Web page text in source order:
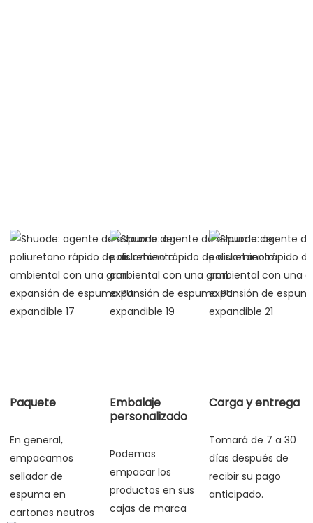
Paquete
En general,
empacamos
sellador de
espuma en
Embalaje
personalizado
Podemos
empacar los
productos en sus
Carga y entrega
Tomará de 7 a 30
días después de
recibir su pago